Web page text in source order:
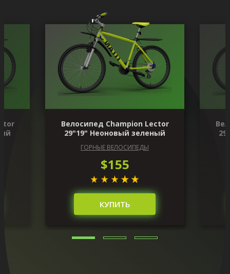
Велосипед Champion Lector
29"19" Неоновый зеленый
ГОРНЫЕ ВЕЛОСИПЕДЫ
$155
КУПИТЬ